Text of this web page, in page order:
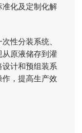
化及定制化解
性分装系统、
原液储存到灌
计和预组装系
，提高生产效